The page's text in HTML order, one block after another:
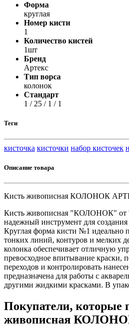
Форма
круглая
Номер кисти
1
Количество кистей
1шт
Бренд
Артекс
Тип ворса
колонок
Стандарт
1 / 25 / 1 / 1
Теги
кисточка кисточки набор кисточек
Описание товара
Кисть живописная КОЛОНОК
Кисть живописная "КОЛОНОК"
надежный инструмент для
Круглая форма кисти №1 идеально
тонких линий, контуров и мелких
колонка обеспечивает отличную
превосходное впитывание краски,
переходов и контролировать
предназначена для работы с
другими жидкими красками. В
Покупатели, которые
живописная